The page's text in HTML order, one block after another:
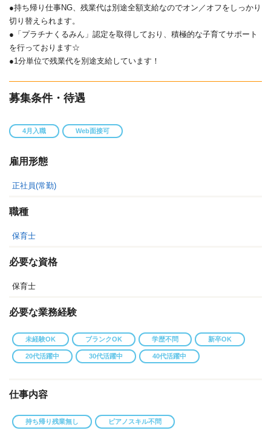
●持ち帰り仕事NG、残業代は別途全額支給なのでオン／オフをしっかり
切り替えられます。
●「プラチナくるみん」認定を取得しており、積極的な子育てサポート
を行っております☆
●1分単位で残業代を別途支給しています！
募集条件・待遇
4月入職 Web面接可
雇用形態
正社員(常勤)
職種
保育士
必要な資格
保育士
必要な業務経験
未経験OK ブランクOK 学歴不問 新卒OK
20代活躍中 30代活躍中 40代活躍中
仕事内容
持ち帰り残業無し ピアノスキル不問